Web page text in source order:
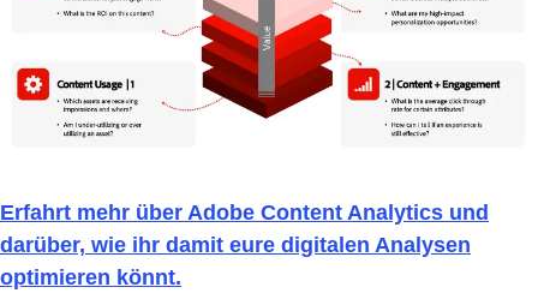
Erfahrt mehr über Adobe Content Analytics und
darüber, wie ihr damit eure digitalen Analysen
optimieren könnt.